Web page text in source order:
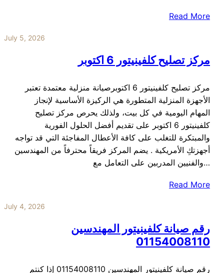
Read More
July 5, 2026
مركز تصليح كلفينيتور 6 اكتوبر
مركز تصليح كلفينيتور 6 اكتوبرصيانة منزلية معتمدة تعتبر
الأجهزة المنزلية المتطورة هي الركيزة الأساسية لإنجاز
المهام اليومية في كل بيت، ولذلك يحرص مركز تصليح
كلفينيتور 6 اكتوبر على تقديم أفضل الحلول الفورية
والمبتكرة للتغلب على كافة الأعطال المفاجئة التي قد تواجه
أجهزتكِ الأمريكية . يضم المركز فريقاً محترفاً من المهندسين
والفنيين المدربين على التعامل مع…
Read More
July 4, 2026
رقم صيانة كلفينيتور المهندسين
01154008110
رقم صيانة كلفينيتور المهندسين 01154008110 إذا كنتم